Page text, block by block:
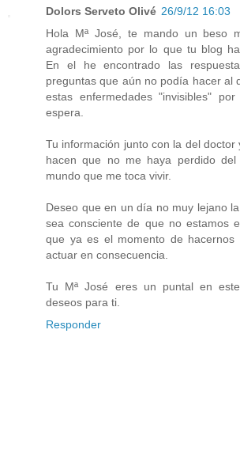
Dolors Serveto Olivé 26/9/12 16:03
Hola Mª José, te mando un beso
agradecimiento por lo que tu blog
En el he encontrado las
preguntas que aún no podía hacer al
estas enfermedades "invisibles"
espera.
Tu información junto con la del doctor
hacen que no me haya perdido
mundo que me toca vivir.
Deseo que en un día no muy lejano
sea consciente de que no estamos
que ya es el momento de hacernos
actuar en consecuencia.
Tu Mª José eres un puntal en
deseos para ti.
Responder